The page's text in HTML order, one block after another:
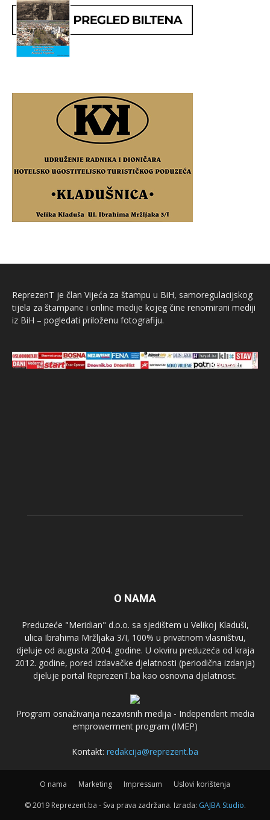
ReprezenT je član Vijeća za štampu u BiH, samoregulacijskog
tijela za štampane i online medije kojeg čine renomirani mediji
iz BiH – pogledati priloženu fotografiju.
O NAMA
Preduzeće "Meridian" d.o.o. sa sjedištem u Velikoj Kladuši,
ulica Ibrahima Mržljaka 3/I, 100% u privatnom vlasništvu,
djeluje od augusta 2004. godine. U okviru preduzeća od kraja
2012. godine, pored izdavačke djelatnosti (periodična izdanja)
djeluje portal ReprezenT.ba kao osnovna djelatnost.
Program osnaživanja nezavisnih medija - Independent media
emprowerment program (IMEP)
Kontakt: redakcija@reprezent.ba
O nama Marketing Impressum Uslovi korištenja
© 2019 Reprezent.ba - Sva prava zadržana. Izrada: GAJBA Studio.